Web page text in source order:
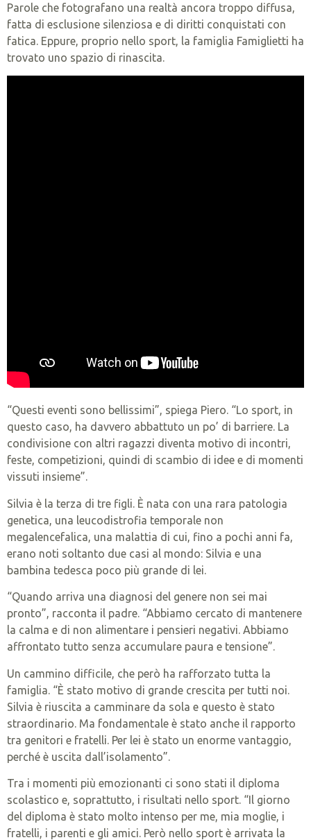
Parole che fotografano una realtà ancora troppo diffusa,
fatta di esclusione silenziosa e di diritti conquistati con
fatica. Eppure, proprio nello sport, la famiglia Famiglietti ha
trovato uno spazio di rinascita.
“Questi eventi sono bellissimi”, spiega Piero. “Lo sport, in
questo caso, ha davvero abbattuto un po’ di barriere. La
condivisione con altri ragazzi diventa motivo di incontri,
feste, competizioni, quindi di scambio di idee e di momenti
vissuti insieme”.
Silvia è la terza di tre figli. È nata con una rara patologia
genetica, una leucodistrofia temporale non
megalencefalica, una malattia di cui, fino a pochi anni fa,
erano noti soltanto due casi al mondo: Silvia e una
bambina tedesca poco più grande di lei.
“Quando arriva una diagnosi del genere non sei mai
pronto”, racconta il padre. “Abbiamo cercato di mantenere
la calma e di non alimentare i pensieri negativi. Abbiamo
affrontato tutto senza accumulare paura e tensione”.
Un cammino difficile, che però ha rafforzato tutta la
famiglia. “È stato motivo di grande crescita per tutti noi.
Silvia è riuscita a camminare da sola e questo è stato
straordinario. Ma fondamentale è stato anche il rapporto
tra genitori e fratelli. Per lei è stato un enorme vantaggio,
perché è uscita dall’isolamento”.
Tra i momenti più emozionanti ci sono stati il diploma
scolastico e, soprattutto, i risultati nello sport. “Il giorno
del diploma è stato molto intenso per me, mia moglie, i
fratelli, i parenti e gli amici. Però nello sport è arrivata la